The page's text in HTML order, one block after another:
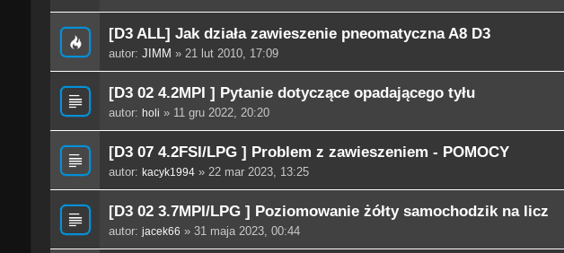
[D3 ALL] Jak działa zawieszenie pneomatyczna A8 D3
autor: JIMM » 21 lut 2010, 17:09
[D3 02 4.2MPI ] Pytanie dotyczące opadającego tyłu
autor: holi » 11 gru 2022, 20:20
[D3 07 4.2FSI/LPG ] Problem z zawieszeniem - POMOCY
autor: kacyk1994» 22 mar 2023, 13:25
[D3 02 3.7MPI/LPG ] Poziomowanie żółty samochodzik na licz
autor: jacek66 » 31 maja 2023, 00:44